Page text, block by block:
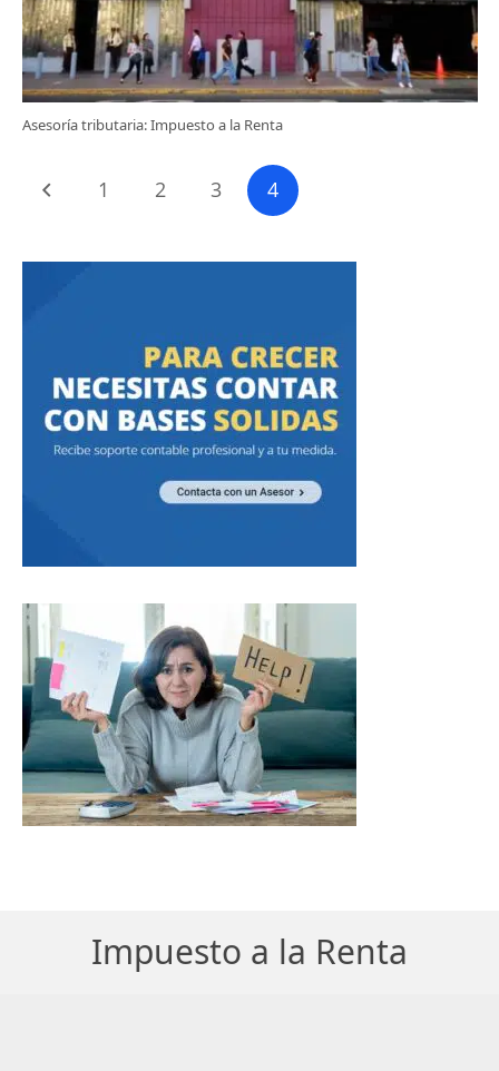
Asesoría tributaria: Impuesto a la Renta
1 2 3 4
Impuesto a la Renta